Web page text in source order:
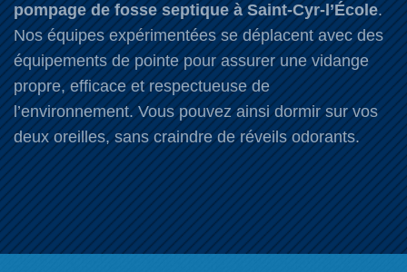
pompage de fosse septique à Saint-Cyr-l’École.
Nos équipes expérimentées se déplacent avec des
équipements de pointe pour assurer une vidange
propre, efficace et respectueuse de
l’environnement. Vous pouvez ainsi dormir sur vos
deux oreilles, sans craindre de réveils odorants.